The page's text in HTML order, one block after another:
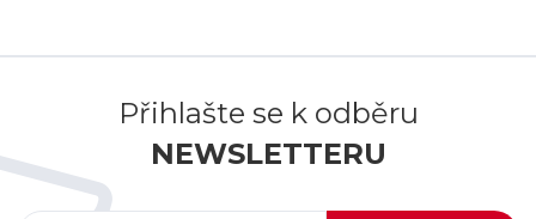
Přihlašte se k odběru
NEWSLETTERU